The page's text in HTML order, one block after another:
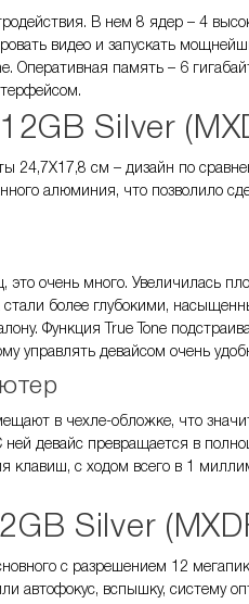
В нем 8 ядер – 4
видео и запускать
Оперативная память – 6
Silver
24,7Х17,8 см – дизайн по
алюминия, что позволило
очень много. Увеличилась
более глубокими,
Функция True Tone
управлять девайсом очень
в чехле-обложке, что
девайс превращается в
клавиш, с ходом всего в 1
Silver
с разрешением 12
автофокус, вспышку, систему